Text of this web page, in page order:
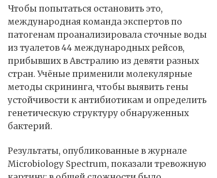
Чтобы попытаться остановить это,
международная команда экспертов по
патогенам проанализировала сточные воды
из туалетов 44 международных рейсов,
прибывших в Австралию из девяти разных
стран. Учёные применили молекулярные
методы скрининга, чтобы выявить гены
устойчивости к антибиотикам и определить
генетическую структуру обнаруженных
бактерий.
Результаты, опубликованные в журнале
Microbiology Spectrum, показали тревожную